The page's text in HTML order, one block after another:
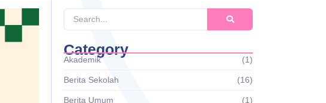
Category
Akademik (1)
Berita Sekolah (16)
Berita Umum (1)